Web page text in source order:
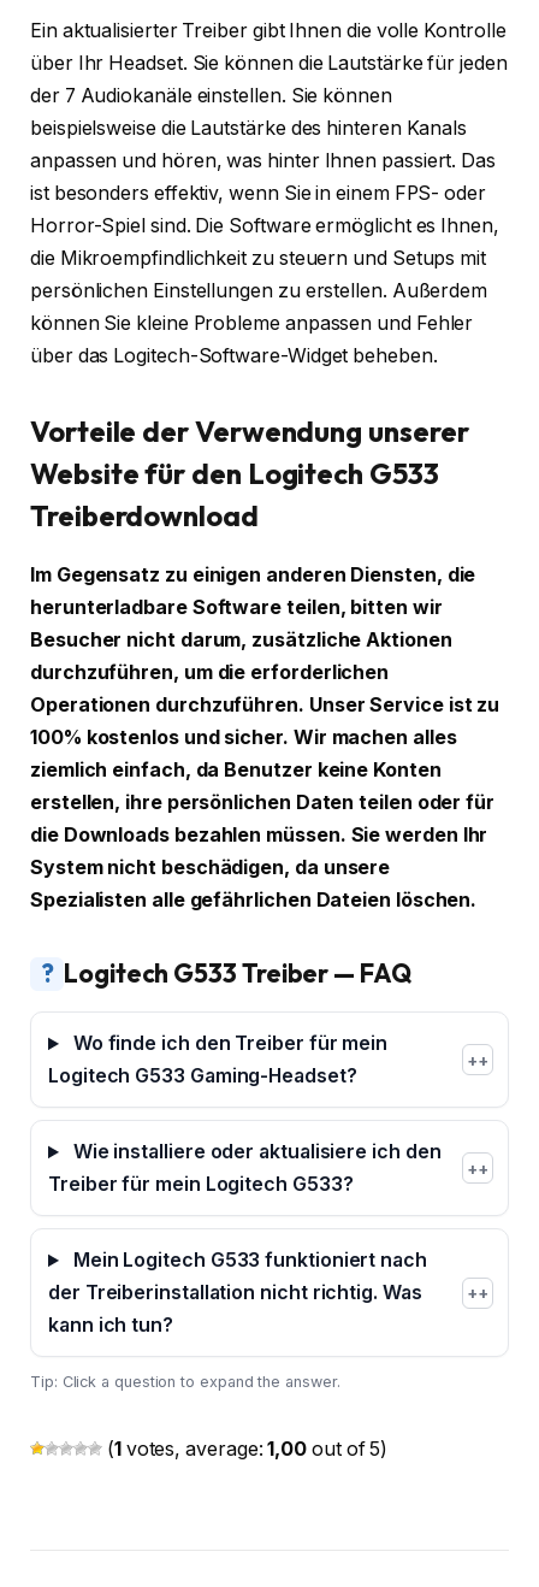
Ein aktualisierter Treiber gibt Ihnen die volle Kontrolle
über Ihr Headset. Sie können die Lautstärke für jeden
der 7 Audiokanäle einstellen. Sie können
beispielsweise die Lautstärke des hinteren Kanals
anpassen und hören, was hinter Ihnen passiert. Das
ist besonders effektiv, wenn Sie in einem FPS- oder
Horror-Spiel sind. Die Software ermöglicht es Ihnen,
die Mikroempfindlichkeit zu steuern und Setups mit
persönlichen Einstellungen zu erstellen. Außerdem
können Sie kleine Probleme anpassen und Fehler
über das Logitech-Software-Widget beheben.
Vorteile der Verwendung unserer
Website für den Logitech G533
Treiberdownload
Im Gegensatz zu einigen anderen Diensten, die
herunterladbare Software teilen, bitten wir
Besucher nicht darum, zusätzliche Aktionen
durchzuführen, um die erforderlichen
Operationen durchzuführen. Unser Service ist zu
100% kostenlos und sicher. Wir machen alles
ziemlich einfach, da Benutzer keine Konten
erstellen, ihre persönlichen Daten teilen oder für
die Downloads bezahlen müssen. Sie werden Ihr
System nicht beschädigen, da unsere
Spezialisten alle gefährlichen Dateien löschen.
? Logitech G533 Treiber — FAQ
Wo finde ich den Treiber für mein
Logitech G533 Gaming-Headset?
+
Wie installiere oder aktualisiere ich den
Treiber für mein Logitech G533?
+
Mein Logitech G533 funktioniert nach
der Treiberinstallation nicht richtig. Was
kann ich tun?
+
Tip: Click a question to expand the answer.
(1votes, average:1,00 out of 5)